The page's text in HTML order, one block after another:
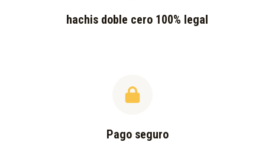
hachis doble cero 100% legal
Pago seguro